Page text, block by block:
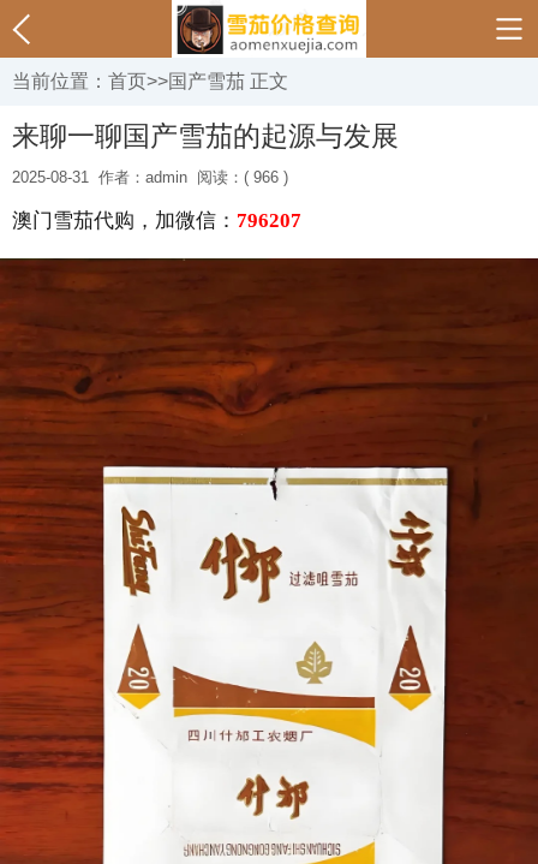
当前位置： 首页>>国产雪茄 正文
来聊一聊国产雪茄的起源与发展
2025-08-31 作者：admin 阅读：( 966 )
澳门雪茄代购，加微信： 796207